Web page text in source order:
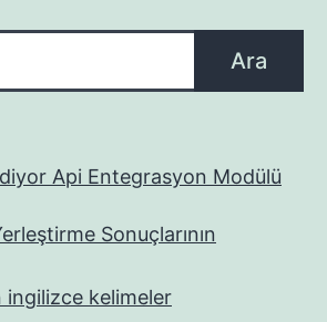
Ara
Api Entegrasyon Modülü
Sonuçlarının
ingilizce kelimeler